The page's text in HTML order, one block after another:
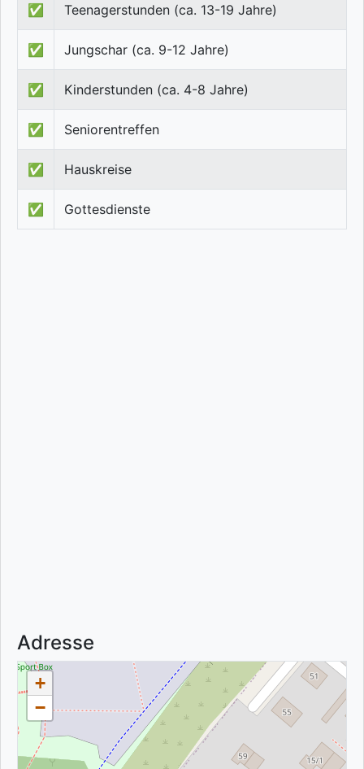
✅ Teenagerstunden (ca. 13-19 Jahre)
✅ Jungschar (ca. 9-12 Jahre)
✅ Kinderstunden (ca. 4-8 Jahre)
✅ Seniorentreffen
✅ Hauskreise
✅ Gottesdienste
Adresse
+
−